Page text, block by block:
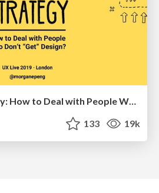
Design and Strategy: How to Deal with People Who Don’t "Get" Design
133 19k